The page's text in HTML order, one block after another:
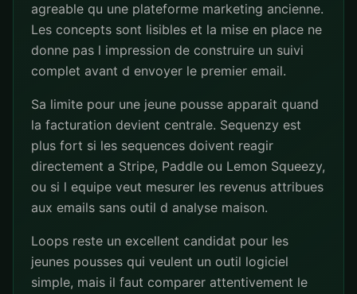
agreable qu une plateforme marketing ancienne.
Les concepts sont lisibles et la mise en place ne
donne pas l impression de construire un suivi
complet avant d envoyer le premier email.
Sa limite pour une jeune pousse apparait quand
la facturation devient centrale. Sequenzy est
plus fort si les sequences doivent reagir
directement a Stripe, Paddle ou Lemon Squeezy,
ou si l equipe veut mesurer les revenus attribues
aux emails sans outil d analyse maison.
Loops reste un excellent candidat pour les
jeunes pousses qui veulent un outil logiciel
simple, mais il faut comparer attentivement le